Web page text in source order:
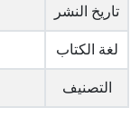
تاريخ النشر
لغة الكتاب
التصنيف